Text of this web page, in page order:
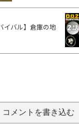
イバル】倉庫の地
コメントを書き込む